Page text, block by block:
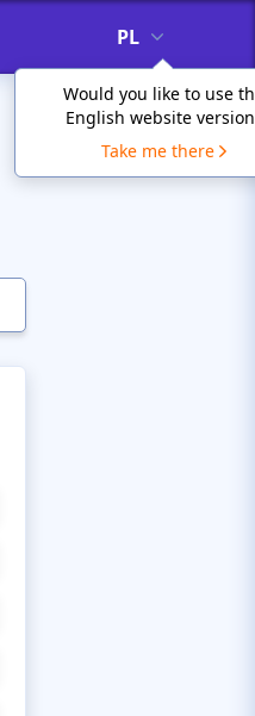
PL
Would you like to use
English website
Take me there